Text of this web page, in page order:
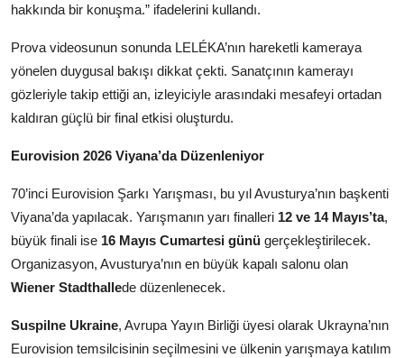
hakkında bir konuşma.” ifadelerini kullandı.
Prova videosunun sonunda LELÉKA’nın hareketli kameraya
yönelen duygusal bakışı dikkat çekti. Sanatçının kamerayı
gözleriyle takip ettiği an, izleyiciyle arasındaki mesafeyi ortadan
kaldıran güçlü bir final etkisi oluşturdu.
Eurovision 2026 Viyana’da Düzenleniyor
70’inci Eurovision Şarkı Yarışması, bu yıl Avusturya’nın başkenti
Viyana’da yapılacak. Yarışmanın yarı finalleri 12 ve 14 Mayıs’ta,
büyük finali ise 16 Mayıs Cumartesi günü gerçekleştirilecek.
Organizasyon, Avusturya’nın en büyük kapalı salonu olan
Wiener Stadthallede düzenlenecek.
Suspilne Ukraine, Avrupa Yayın Birliği üyesi olarak Ukrayna’nın
Eurovision temsilcisinin seçilmesini ve ülkenin yarışmaya katılım